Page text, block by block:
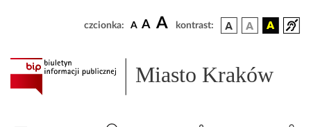
czcionka: A A A kontrast:
Miasto Kraków